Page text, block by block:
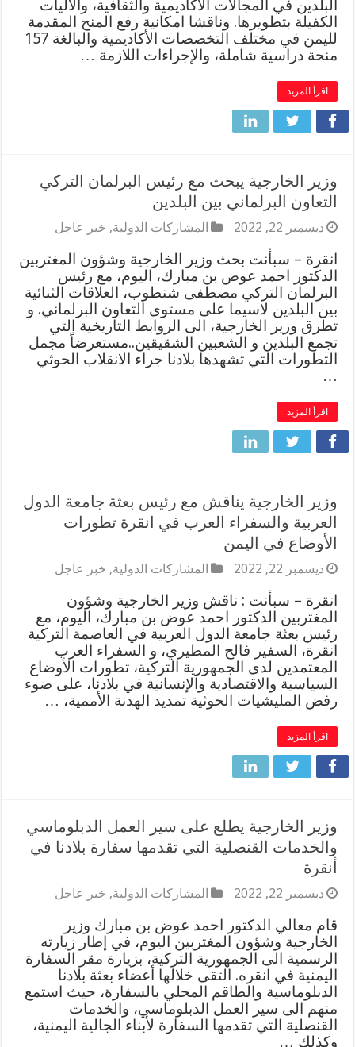
البلدين في المجالات الأكاديمية والثقافية، والآليات
الكفيلة بتطويرها. وناقشا امكانية رفع المنح المقدمة
لليمن في مختلف التخصصات الأكاديمية والبالغة 157
منحة دراسية شاملة، والإجراءات اللازمة …
اقرأ المزيد
وزير الخارجية يبحث مع رئيس البرلمان التركي
التعاون البرلماني بين البلدين
ديسمبر 22, 2022 المشاركات الدولية, خبر عاجل
انقرة – سبأنت بحث وزير الخارجية وشؤون المغتربين
الدكتور احمد عوض بن مبارك، اليوم، مع رئيس
البرلمان التركي مصطفى شنطوب، العلاقات الثنائية
بين البلدين لاسيما على مستوى التعاون البرلماني. و
تطرق وزير الخارجية، الى الروابط التاريخية التي
تجمع البلدين و الشعبين الشقيقين..مستعرضاً مجمل
التطورات التي تشهدها بلادنا جراء الانقلاب الحوثي
…
اقرأ المزيد
وزير الخارجية يناقش مع رئيس بعثة جامعة الدول
العربية والسفراء العرب في انقرة تطورات
الأوضاع في اليمن
ديسمبر 22, 2022 المشاركات الدولية, خبر عاجل
انقرة – سبأنت : ناقش وزير الخارجية وشؤون
المغتربين الدكتور احمد عوض بن مبارك، اليوم، مع
رئيس بعثة جامعة الدول العربية في العاصمة التركية
انقرة، السفير فالح المطيري، و السفراء العرب
المعتمدين لدى الجمهورية التركية، تطورات الأوضاع
السياسية والاقتصادية والإنسانية في بلادنا، على ضوء
رفض المليشيات الحوثية تمديد الهدنة الأممية، …
اقرأ المزيد
وزير الخارجية يطلع على سير العمل الدبلوماسي
والخدمات القنصلية التي تقدمها سفارة بلادنا في
أنقرة
ديسمبر 22, 2022 المشاركات الدولية, خبر عاجل
قام معالي الدكتور احمد عوض بن مبارك وزير
الخارجية وشؤون المغتربين اليوم، في إطار زيارته
الرسمية الى الجمهورية التركية، بزيارة مقر السفارة
اليمنية في انقره. التقى خلالها أعضاء بعثة بلادنا
الدبلوماسية والطاقم المحلي بالسفارة، حيث استمع
منهم الى سير العمل الدبلوماسي، والخدمات
القنصلية التي تقدمها السفارة لأبناء الجالية اليمنية،
وكذلك …